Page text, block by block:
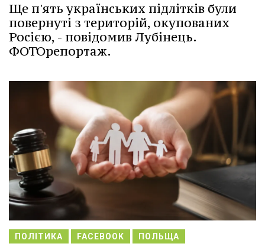
Ще п'ять українських підлітків були
повернуті з територій, окупованих
Росією, - повідомив Лубінець.
ФОТОрепортаж.
ПОЛІТИКА FACEBOOK ПОЛЬЩА